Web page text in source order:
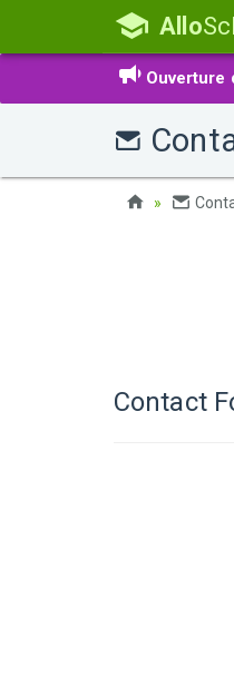
Allo
Ouverture
Contact